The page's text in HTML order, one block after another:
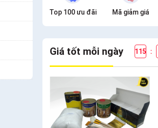
Top 100 ưu đãi Mã giảm giá
Giá tốt mỗi ngày 115 :